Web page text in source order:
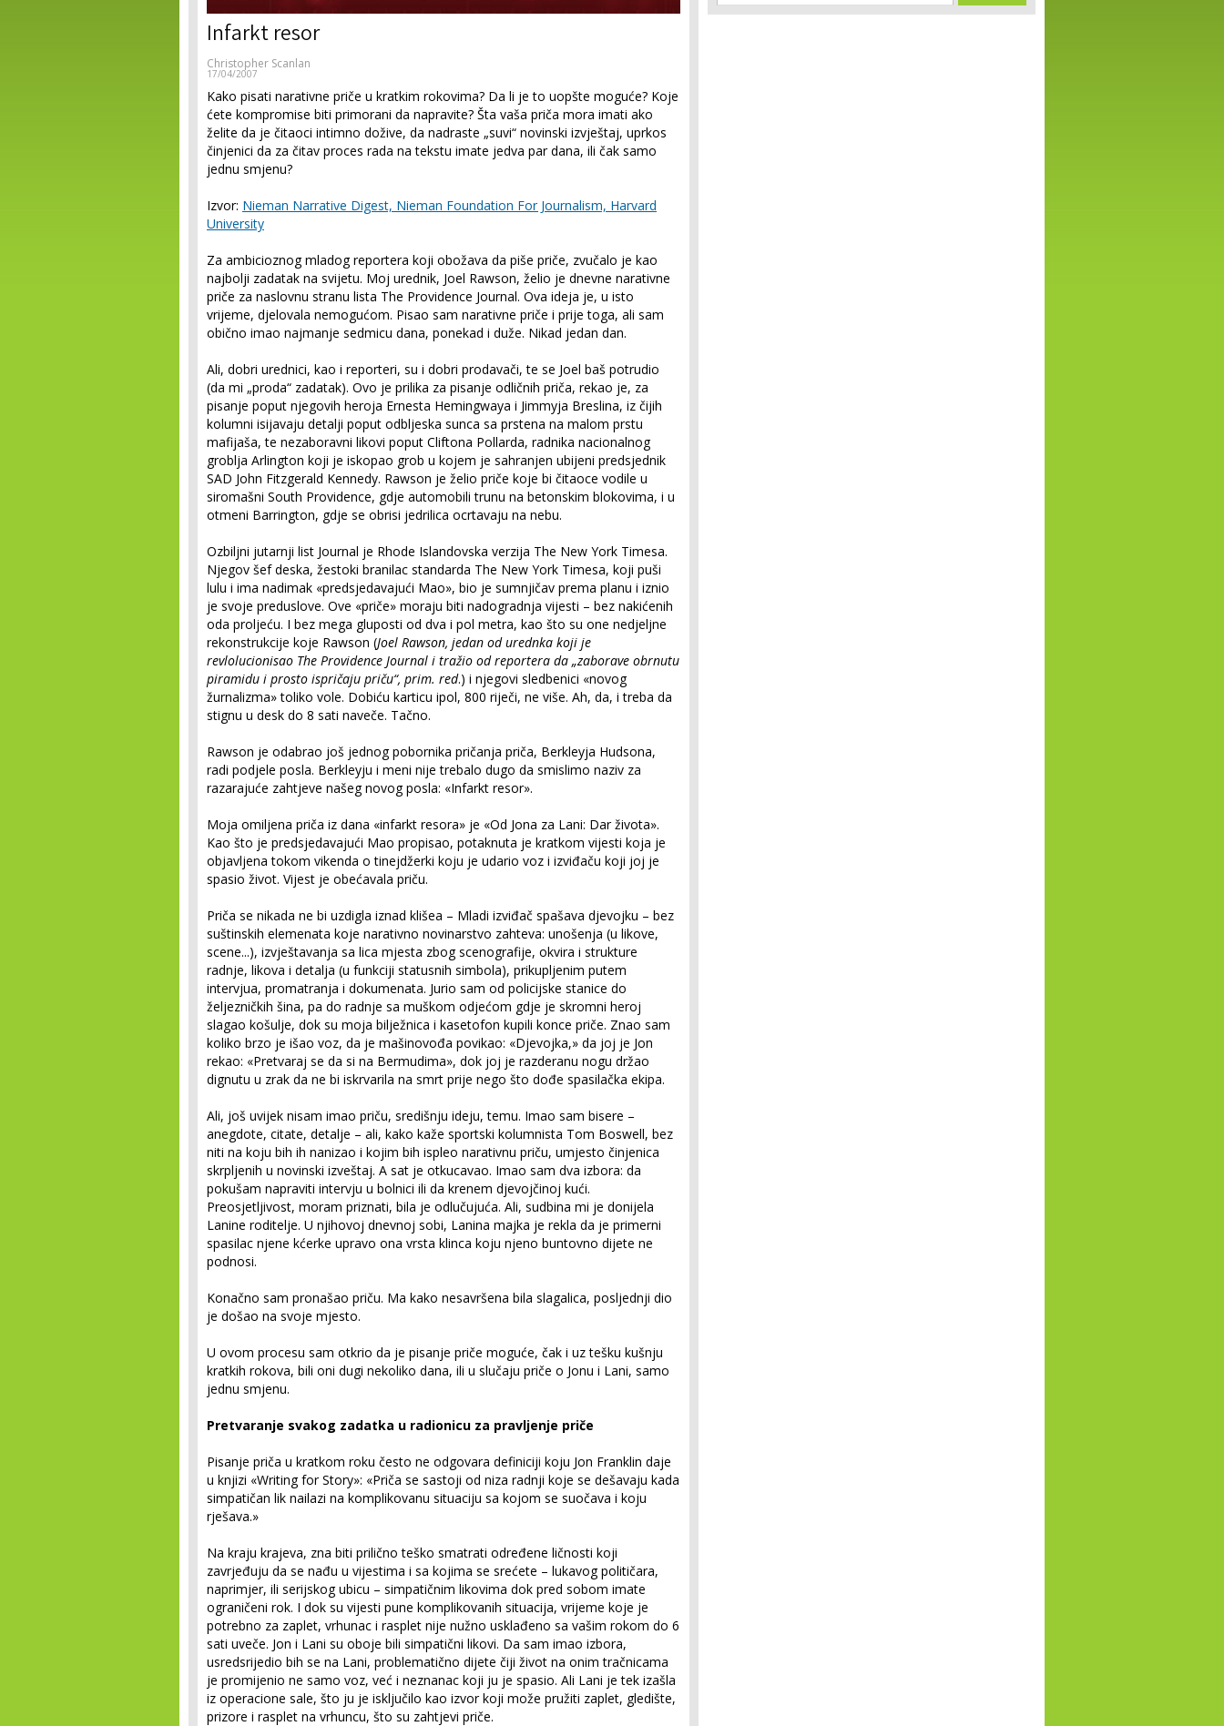
Infarkt resor
Christopher Scanlan
17/04/2007
Kako pisati narativne priče u kratkim rokovima? Da li je to uopšte moguće? Koje
ćete kompromise biti primorani da napravite? Šta vaša priča mora imati ako
želite da je čitaoci intimno dožive, da nadraste „suvi“ novinski izvještaj, uprkos
činjenici da za čitav proces rada na tekstu imate jedva par dana, ili čak samo
jednu smjenu?
Izvor: Nieman Narrative Digest, Nieman Foundation For Journalism, Harvard
University
Za ambicioznog mladog reportera koji obožava da piše priče, zvučalo je kao
najbolji zadatak na svijetu. Moj urednik, Joel Rawson, želio je dnevne narativne
priče za naslovnu stranu lista The Providence Journal. Ova ideja je, u isto
vrijeme, djelovala nemogućom. Pisao sam narativne priče i prije toga, ali sam
obično imao najmanje sedmicu dana, ponekad i duže. Nikad jedan dan.
Ali, dobri urednici, kao i reporteri, su i dobri prodavači, te se Joel baš potrudio
(da mi „proda“ zadatak). Ovo je prilika za pisanje odličnih priča, rekao je, za
pisanje poput njegovih heroja Ernesta Hemingwaya i Jimmyja Breslina, iz čijih
kolumni isijavaju detalji poput odbljeska sunca sa prstena na malom prstu
mafijaša, te nezaboravni likovi poput Cliftona Pollarda, radnika nacionalnog
groblja Arlington koji je iskopao grob u kojem je sahranjen ubijeni predsjednik
SAD John Fitzgerald Kennedy. Rawson je želio priče koje bi čitaoce vodile u
siromašni South Providence, gdje automobili trunu na betonskim blokovima, i u
otmeni Barrington, gdje se obrisi jedrilica ocrtavaju na nebu.
Ozbiljni jutarnji list Journal je Rhode Islandovska verzija The New York Timesa.
Njegov šef deska, žestoki branilac standarda The New York Timesa, koji puši
lulu i ima nadimak «predsjedavajući Mao», bio je sumnjičav prema planu i iznio
je svoje preduslove. Ove «priče» moraju biti nadogradnja vijesti – bez nakićenih
oda proljeću. I bez mega gluposti od dva i pol metra, kao što su one nedjeljne
rekonstrukcije koje Rawson (Joel Rawson, jedan od urednka koji je
revlolucionisao The Providence Journal i tražio od reportera da „zaborave obrnutu
piramidu i prosto ispričaju priču“, prim. red.) i njegovi sledbenici «novog
žurnalizma» toliko vole. Dobiću karticu ipol, 800 riječi, ne više. Ah, da, i treba da
stignu u desk do 8 sati naveče. Tačno.
Rawson je odabrao još jednog pobornika pričanja priča, Berkleyja Hudsona,
radi podjele posla. Berkleyju i meni nije trebalo dugo da smislimo naziv za
razarajuće zahtjeve našeg novog posla: «Infarkt resor».
Moja omiljena priča iz dana «infarkt resora» je «Od Jona za Lani: Dar života».
Kao što je predsjedavajući Mao propisao, potaknuta je kratkom vijesti koja je
objavljena tokom vikenda o tinejdžerki koju je udario voz i izviđaču koji joj je
spasio život. Vijest je obećavala priču.
Priča se nikada ne bi uzdigla iznad klišea – Mladi izviđač spašava djevojku – bez
suštinskih elemenata koje narativno novinarstvo zahteva: unošenja (u likove,
scene...), izvještavanja sa lica mjesta zbog scenografije, okvira i strukture
radnje, likova i detalja (u funkciji statusnih simbola), prikupljenim putem
intervjua, promatranja i dokumenata. Jurio sam od policijske stanice do
željezničkih šina, pa do radnje sa muškom odjećom gdje je skromni heroj
slagao košulje, dok su moja bilježnica i kasetofon kupili konce priče. Znao sam
koliko brzo je išao voz, da je mašinovođa povikao: «Djevojka,» da joj je Jon
rekao: «Pretvaraj se da si na Bermudima», dok joj je razderanu nogu držao
dignutu u zrak da ne bi iskrvarila na smrt prije nego što dođe spasilačka ekipa.
Ali, još uvijek nisam imao priču, središnju ideju, temu. Imao sam bisere –
anegdote, citate, detalje – ali, kako kaže sportski kolumnista Tom Boswell, bez
niti na koju bih ih nanizao i kojim bih ispleo narativnu priču, umjesto činjenica
skrpljenih u novinski izveštaj. A sat je otkucavao. Imao sam dva izbora: da
pokušam napraviti intervju u bolnici ili da krenem djevojčinoj kući.
Preosjetljivost, moram priznati, bila je odlučujuća. Ali, sudbina mi je donijela
Lanine roditelje. U njihovoj dnevnoj sobi, Lanina majka je rekla da je primerni
spasilac njene kćerke upravo ona vrsta klinca koju njeno buntovno dijete ne
podnosi.
Konačno sam pronašao priču. Ma kako nesavršena bila slagalica, posljednji dio
je došao na svoje mjesto.
U ovom procesu sam otkrio da je pisanje priče moguće, čak i uz tešku kušnju
kratkih rokova, bili oni dugi nekoliko dana, ili u slučaju priče o Jonu i Lani, samo
jednu smjenu.
Pretvaranje svakog zadatka u radionicu za pravljenje priče
Pisanje priča u kratkom roku često ne odgovara definiciji koju Jon Franklin daje
u knjizi «Writing for Story»: «Priča se sastoji od niza radnji koje se dešavaju kada
simpatičan lik nailazi na komplikovanu situaciju sa kojom se suočava i koju
rješava.»
Na kraju krajeva, zna biti prilično teško smatrati određene ličnosti koji
zavrjeđuju da se nađu u vijestima i sa kojima se srećete – lukavog političara,
naprimjer, ili serijskog ubicu – simpatičnim likovima dok pred sobom imate
ograničeni rok. I dok su vijesti pune komplikovanih situacija, vrijeme koje je
potrebno za zaplet, vrhunac i rasplet nije nužno usklađeno sa vašim rokom do 6
sati uveče. Jon i Lani su oboje bili simpatični likovi. Da sam imao izbora,
usredsrijedio bih se na Lani, problematično dijete čiji život na onim tračnicama
je promijenio ne samo voz, već i neznanac koji ju je spasio. Ali Lani je tek izašla
iz operacione sale, što ju je isključilo kao izvor koji može pružiti zaplet, gledište,
prizore i rasplet na vrhuncu, što su zahtjevi priče.